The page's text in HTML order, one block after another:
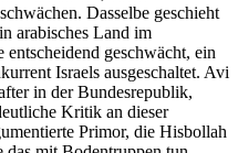
Dasselbe geschieht
arabisches Land im
geschwächt, ein
Israels ausgeschaltet. Avi
in der Bundesrepublik,
Kritik an dieser
Primor, die Hisbollah